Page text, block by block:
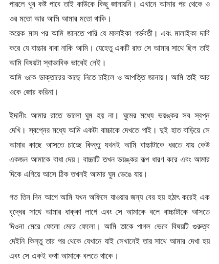
পারলে খুব কষ্ট পাবে তাই কাউকে কিছু জানায়নি। এখানে আসার পর থেকে ও
ওর মতো আর আমি আমার মতো থাকি।
কয়েক মাস পর আমি জানতে পারি যে মালাইকা গর্ভবতী। এবং মালাইকা দাবি
করে যে বাচ্চার বাবা নাকি আমি। যেহেতু একটি রাত সে আমার সাথে ছিল তাই
আমি বিষয়টা স্বাভাবিক ভাবেই নেই।
আমি ওকে ডাক্তারের কাছে নিতে চাইলে ও আপত্তি জানায়। আমি তাই আর
ওকে জোর করিনা।
ইদানীং আমার রাতে ভালো ঘুম হয় না। ঘুমের মধ্যে ভয়ঙ্কর সব স্বপ্ন
দেখি। স্বপ্নের মধ্যে আমি একটা বাচ্চাকে দেখতে পাই। দুই হাত বাড়িয়ে সে
আমার কাছে আসতে চাচ্ছে কিন্তু যখনই আমি বাচ্চাটাকে ধরতে যায় কেউ
একজন আমাকে বাধা দেয়। বাচ্চাটি তখন ভয়ঙ্কর রূপ ধারণ করে এবং আমার
দিকে এগিয়ে আসে ঠিক তখনই আমার ঘুম ভেঙে যায়।
গত তিন দিন আগে আমি যখন অফিসে যাওয়ার জন্য বের হয় হঠাৎ করেই এক
বৃদ্ধের সাথে আমার ধাক্কা লাগে এবং সে আমাকে বলে বাচ্চাটাকে আসতে
দিওনা মেরে ফেলো মেরে ফেলো। আমি তাকে পাগল ভেবে বিষয়টি গুরুত্ব
দেইনি কিন্তু তার পর থেকে যেখানে যাই সেখানেই তার সাথে আমার দেখা হয়
এবং সে একই কথা আমাকে বলতে থাকে।